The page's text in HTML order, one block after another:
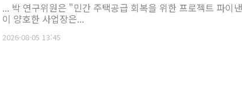
... 박 연구위원은 "민간 주택공급 회복을 위한 프로젝트 파이
이 양호한 사업장은...
2026-08-05 13:45